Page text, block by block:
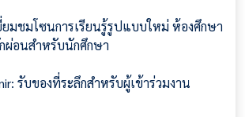
ยมชมโซนการเรียนรู้รูปแบบใหม่ ห้องศึกษา
ผ่อนสำหรับนักศึกษา
รับของที่ระลึกสำหรับผู้เข้าร่วมงาน